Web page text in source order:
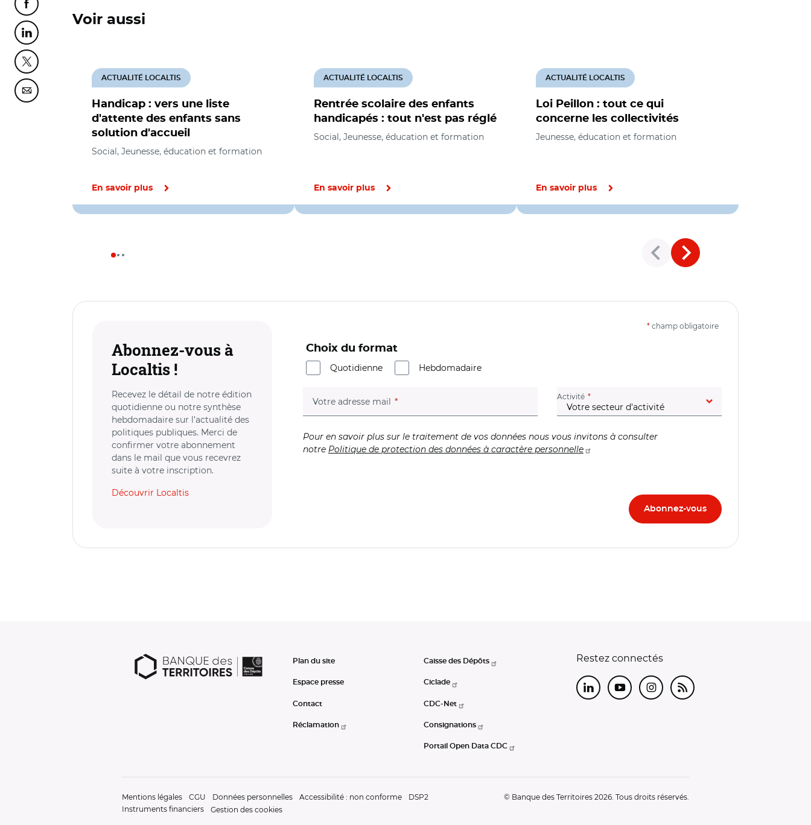
Partager cette page sur Facebook
Partager cette page sur Linkedin
Partager cette page sur Twitter
Partager cette page sur Courriel
Voir aussi
Handicap : vers une liste
d'attente des enfants sans
solution d'accueil
ACTUALITÉ LOCALTIS
Social, Jeunesse, éducation et formation
En savoir plus
Rentrée scolaire des enfants
handicapés : tout n'est pas réglé
ACTUALITÉ LOCALTIS
Social, Jeunesse, éducation et formation
En savoir plus
Loi Peillon : tout ce qui
concerne les collectivités
ACTUALITÉ LOCALTIS
Jeunesse, éducation et formation
En savoir plus
Abonnez-vous à
Localtis !
Recevez le détail de notre édition
quotidienne ou notre synthèse
hebdomadaire sur l’actualité des
politiques publiques. Merci de
confirmer votre abonnement
dans le mail que vous recevrez
suite à votre inscription.
Découvrir Localtis
* champ obligatoire
Choix du format
Quotidienne
Hebdomadaire
Votre adresse mail (champ obligatoire) Activité (champ obligatoire)
Pour en savoir plus sur le traitement de vos données nous vous invitons à consulter
notre Politique de protection des données à caractère personnelle
Plan du site
Espace presse
Contact
Réclamation
Caisse des Dépôts
Ciclade
CDC-Net
Consignations
Portail Open Data CDC
Restez connectés
LinkedInYoutubeInstagram
RSS
Mentions légales CGU Données personnelles Accessibilité : non conforme
DSP2
Instruments financiers
Gestion des cookies
© Banque des Territoires 2026. Tous droits réservés.